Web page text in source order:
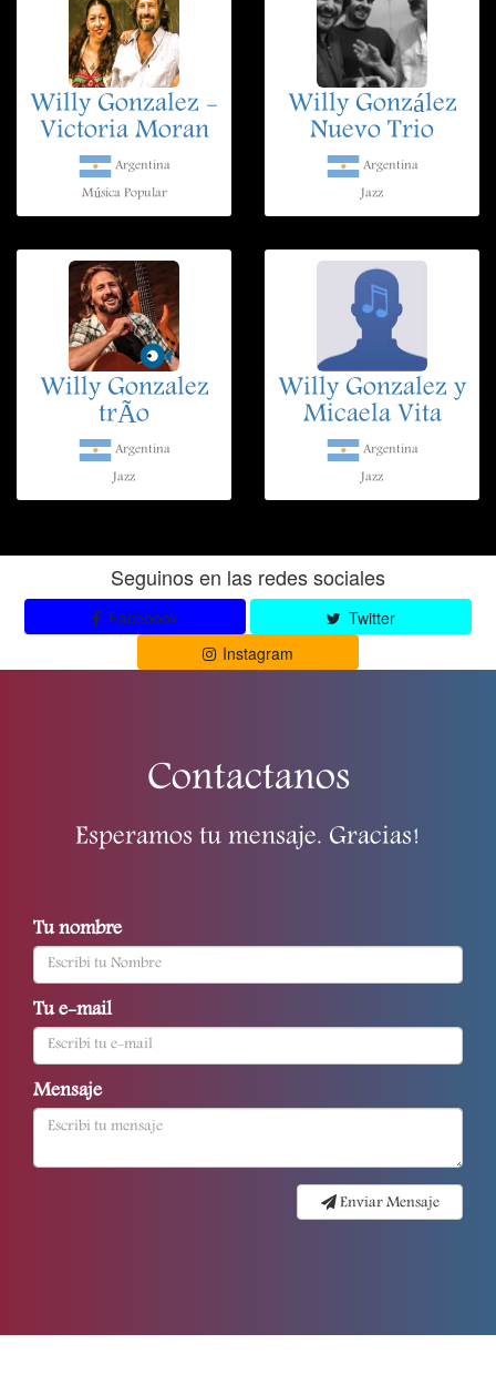
Willy Gonzalez -
Victoria Moran
Argentina
Música Popular
Willy González
Nuevo Trio
Argentina
Jazz
Willy Gonzalez
trÃ­o
Argentina
Jazz
Willy Gonzalez y
Micaela Vita
Argentina
Jazz
Seguinos en las redes sociales
Facebook
Twitter
Instagram
Contactanos
Esperamos tu mensaje. Gracias!
Tu nombre
Tu e-mail
Mensaje
Enviar Mensaje